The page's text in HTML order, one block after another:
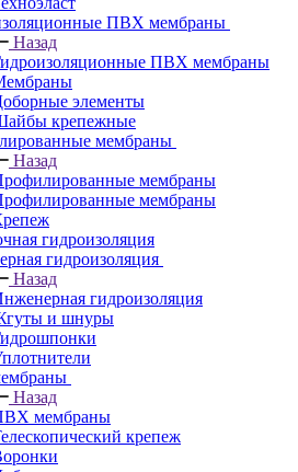
ПВХ мембраны
Назад
ПВХ мембраны
элементы
крепежные
мембраны
Назад
мембраны
мембраны
гидроизоляция
гидроизоляция
Назад
гидроизоляция
и шнуры
Назад
мембраны
крепеж